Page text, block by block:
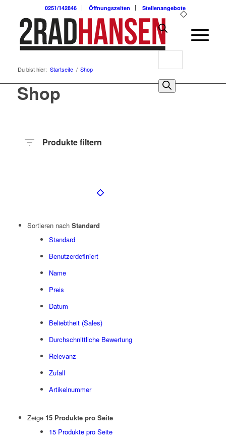
0251/142846 Öffnungszeiten Stellenangebote
0
Du bist hier: Startseite / Shop
Shop
Produkte filtern
Sortieren nach Standard
Standard
Benutzerdefiniert
Name
Preis
Datum
Beliebtheit (Sales)
Durchschnittliche Bewertung
Relevanz
Zufall
Artikelnummer
Zeige 15 Produkte pro Seite
15 Produkte pro Seite